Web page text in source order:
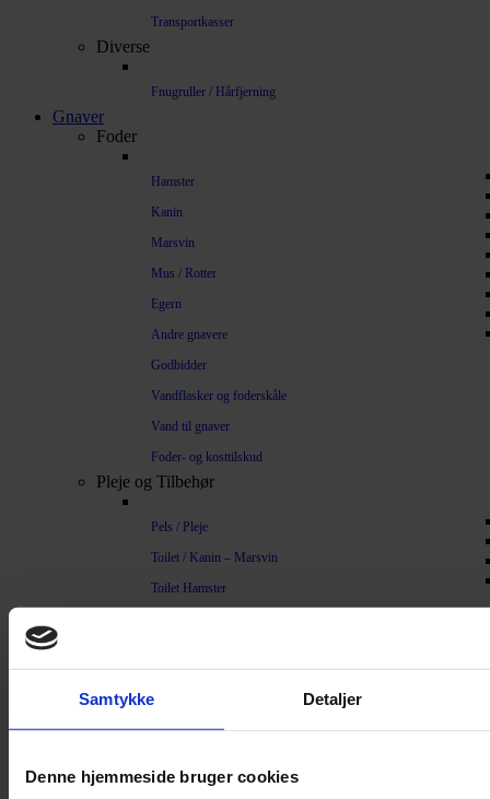
Samtykke Detaljer
Denne hjemmeside bruger cookies
Transportkasser
Diverse
Fnugruller / Hårfjerning
Gnaver
Foder
Hamster
Kanin
Marsvin
Mus / Rotter
Egern
Andre gnavere
Godbidder
Vandflasker og foderskåle
Vand til gnaver
Foder- og kosttilskud
Pleje og Tilbehør
Pels / Pleje
Toilet / Kanin – Marsvin
Toilet Hamster
Bure
Kaninbur